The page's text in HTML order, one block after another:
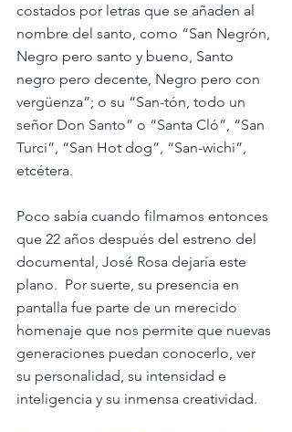
costados por letras que se añaden al
nombre del santo, como “San Negrón,
Negro pero santo y bueno, Santo
negro pero decente, Negro pero con
vergüenza”; o su “San-tón, todo un
señor Don Santo” o “Santa Cló”, “San
Turci”, “San Hot dog”, “San-wichi”,
etcétera.
Poco sabía cuando filmamos entonces
que 22 años después del estreno del
documental, José Rosa dejaría este
plano.  Por suerte, su presencia en
pantalla fue parte de un merecido
homenaje que nos permite que nuevas
generaciones puedan conocerlo, ver
su personalidad, su intensidad e
inteligencia y su inmensa creatividad.